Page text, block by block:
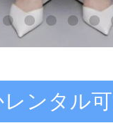
ンタル